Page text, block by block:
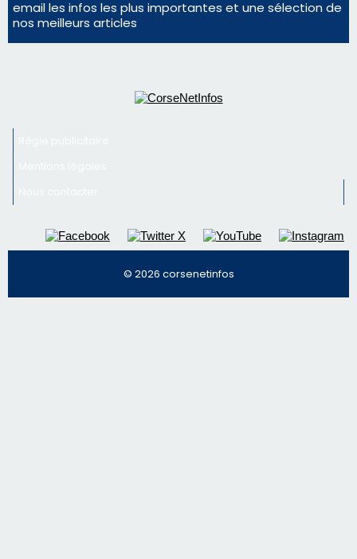
Mentions légales
Nous contacter